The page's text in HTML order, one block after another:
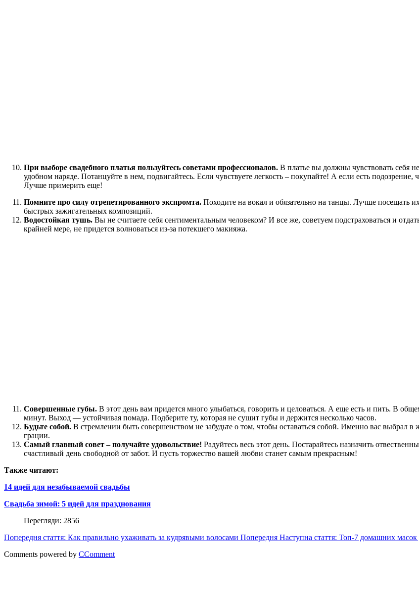
При выборе свадебного платья пользуйтесь советами профессионалов. В платье вы должны чувствовать себя
удобном наряде. Потанцуйте в нем, подвигайтесь. Если чувствуете легкость – покупайте! А если есть
Лучше примерить еще!
Помните про силу отрепетированного экспромта. Походите на вокал и обязательно на танцы. Лучше посещать
быстрых зажигательных композиций.
Водостойкая тушь. Вы не считаете себя сентиментальным человеком? И все же, советуем подстраховаться и
крайней мере, не придется волноваться из-за потекшего макияжа.
Совершенные губы. В этот день вам придется много улыбаться, говорить и целоваться. А еще есть и пить. В
минут. Выход — устойчивая помада. Подберите ту, которая не сушит губы и держится несколько часов.
Будьте собой. В стремлении быть совершенством не забудьте о том, чтобы оставаться собой. Именно вас
грации.
Самый главный совет – получайте удовольствие! Радуйтесь весь этот день. Постарайтесь назначить
счастливый день свободной от забот. И пусть торжество вашей любви станет самым прекрасным!
Также читают:
14 идей для незабываемой свадьбы
Свадьба зимой: 5 идей для празднования
Перегляди: 2856
Попередня стаття: Как правильно ухаживать за кудрявыми волосами Попередня Наступна стаття: Топ-7 домашних
Comments powered by CComment